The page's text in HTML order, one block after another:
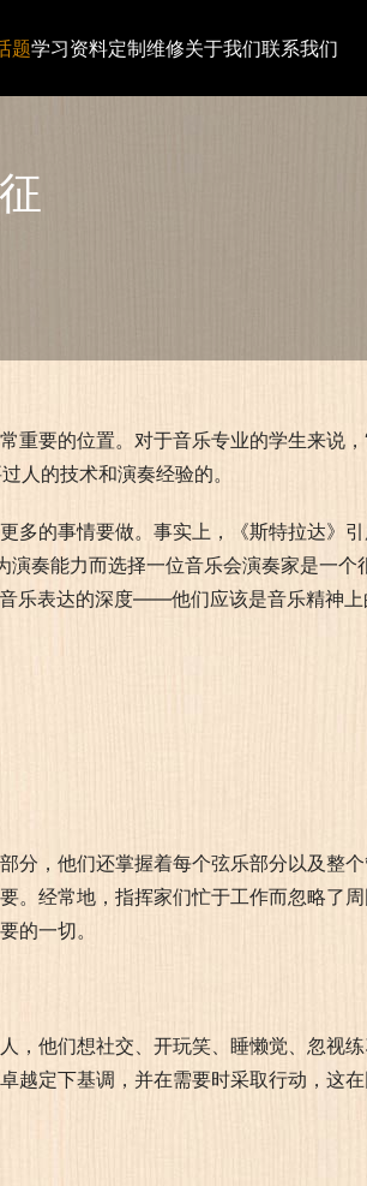
题学习资料定制维修关于我们联系我们
重要的位置。对于音乐专业的学生来说，
人的技术和演奏经验的。
多的事情要做。事实上，《斯特拉达》引
演奏能力而选择一位音乐会演奏家是一个
乐表达的深度——他们应该是音乐精神上
分，他们还掌握着每个弦乐部分以及整
。经常地，指挥家们忙于工作而忽略了
的一切。
，他们想社交、开玩笑、睡懒觉、忽视
越定下基调，并在需要时采取行动，这